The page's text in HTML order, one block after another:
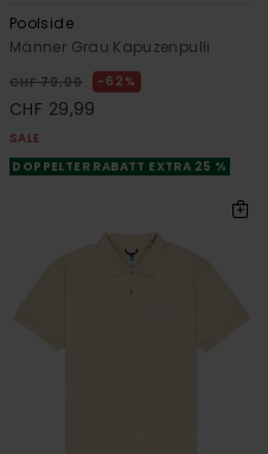
Poolside
Männer Grau Kapuzenpulli
CHF 79,00 62%
CHF 29,99
SALE
DOPPELTER RABATT EXTRA 25 %